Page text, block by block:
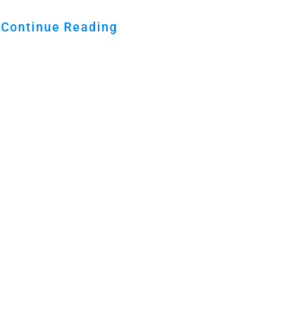
Continue Reading